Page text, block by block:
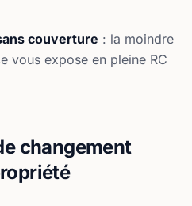
couverture : la moindre
vous expose en pleine RC
changement